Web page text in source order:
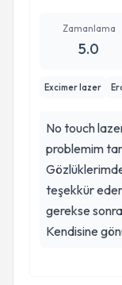
Zamanlama
5.0
Excimer lazer
No touch
problemim
teşekkür
gerekse
Kendisine